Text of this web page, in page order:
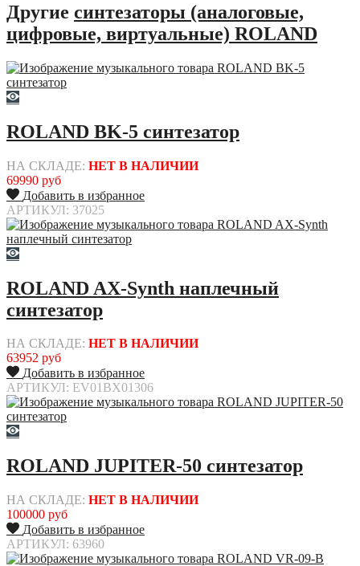
Другие синтезаторы (аналоговые,
цифровые, виртуальные) ROLAND
ROLAND BK-5 синтезатор
НА СКЛАДЕ: НЕТ В НАЛИЧИИ
69990 руб
Добавить в избранное
АРТИКУЛ: 37025
ROLAND AX-Synth наплечный
синтезатор
НА СКЛАДЕ: НЕТ В НАЛИЧИИ
63952 руб
Добавить в избранное
АРТИКУЛ: EV01BX01306
ROLAND JUPITER-50 синтезатор
НА СКЛАДЕ: НЕТ В НАЛИЧИИ
100000 руб
Добавить в избранное
АРТИКУЛ: 63960